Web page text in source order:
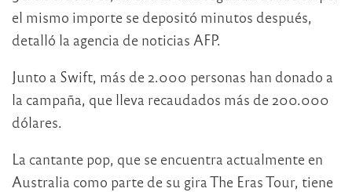
el mismo importe se depositó minutos después,
detalló la agencia de noticias AFP.
Junto a Swift, más de 2.000 personas han donado a
la campaña, que lleva recaudados más de 200.000
dólares.
La cantante pop, que se encuentra actualmente en
Australia como parte de su gira The Eras Tour, tiene